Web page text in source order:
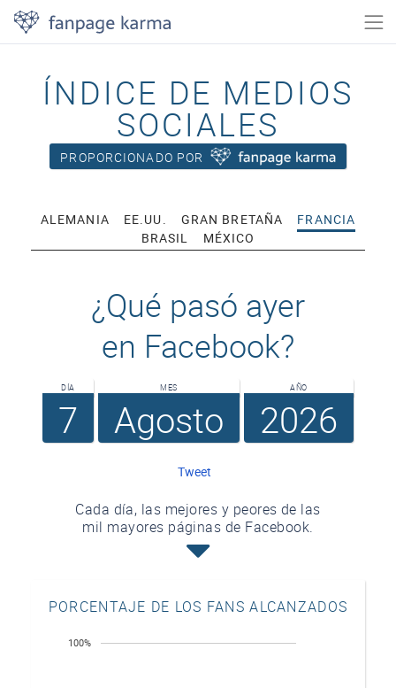
ÍNDICE DE MEDIOS
SOCIALES
PROPORCIONADO POR
ALEMANIA EE.UU. GRAN BRETAÑA
FRANCIA
BRASIL
MÉXICO
¿Qué pasó ayer
en Facebook?
DÍA
7
MES
Agosto
AÑO
2026
Tweet
Cada día, las mejores y peores de las
mil mayores páginas de Facebook.
PORCENTAJE DE LOS FANS ALCANZADOS
100%